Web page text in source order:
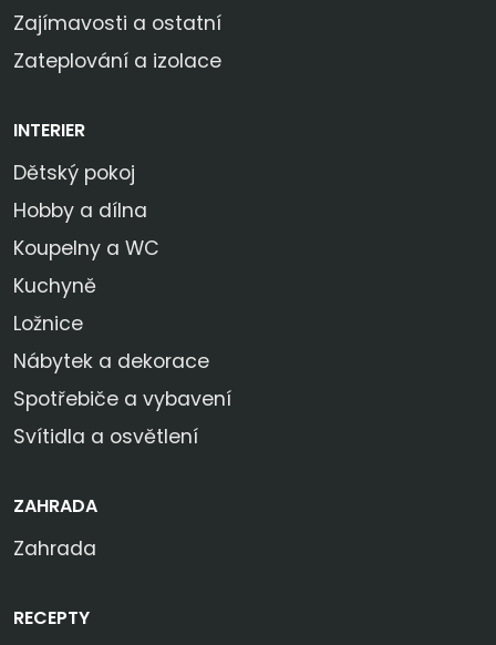
Zajímavosti a ostatní
Zateplování a izolace
INTERIER
Dětský pokoj
Hobby a dílna
Koupelny a WC
Kuchyně
Ložnice
Nábytek a dekorace
Spotřebiče a vybavení
Svítidla a osvětlení
ZAHRADA
Zahrada
RECEPTY